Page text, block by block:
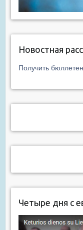
Новостная
Получить
Четыре дня с